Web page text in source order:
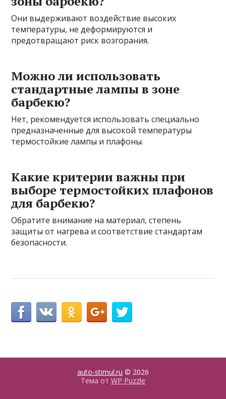
Они выдерживают воздействие высоких
температуры, не деформируются и
предотвращают риск возгорания.
Можно ли использовать
стандартные лампы в зоне
барбекю?
Нет, рекомендуется использовать специально
предназначенные для высокой температуры
термостойкие лампы и плафоны.
Какие критерии важны при
выборе термостойких плафонов
для барбекю?
Обратите внимание на материал, степень
защиты от нагрева и соответствие стандартам
безопасности.
auto-stimul.ru © 2026
Тема от WP Puzzle